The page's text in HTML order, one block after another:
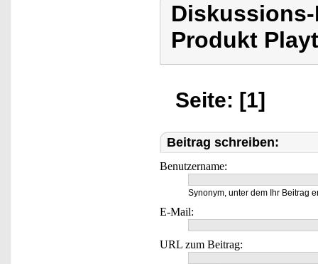
Produkt
Seite: [1]
Beitrag schreiben:
Benutzername:
Synonym, unter dem Ihr Beitrag
E-Mail:
URL zum Beitrag: